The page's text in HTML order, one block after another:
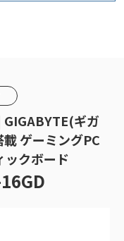
ギガ
ゲーミングPC
ックボード